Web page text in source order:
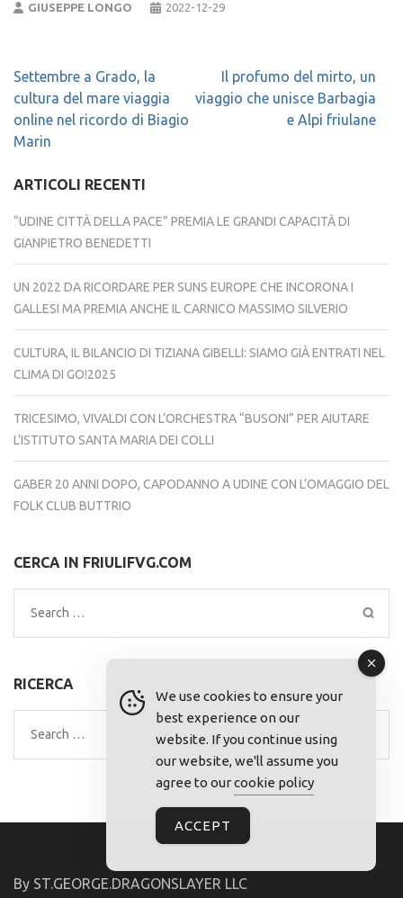
GIUSEPPE LONGO 2022-12-29
Navigazione
articoli
Settembre a Grado, la
cultura del mare viaggia
online nel ricordo di Biagio
Marin
Il profumo del mirto, un
viaggio che unisce Barbagia
e Alpi friulane
ARTICOLI RECENTI
“UDINE CITTÀ DELLA PACE” PREMIA LE GRANDI CAPACITÀ DI
GIANPIETRO BENEDETTI
UN 2022 DA RICORDARE PER SUNS EUROPE CHE INCORONA I
GALLESI MA PREMIA ANCHE IL CARNICO MASSIMO SILVERIO
CULTURA, IL BILANCIO DI TIZIANA GIBELLI: SIAMO GIÀ ENTRATI NEL
CLIMA DI GO!2025
TRICESIMO, VIVALDI CON L’ORCHESTRA “BUSONI” PER AIUTARE
L’ISTITUTO SANTA MARIA DEI COLLI
GABER 20 ANNI DOPO, CAPODANNO A UDINE CON L’OMAGGIO DEL
FOLK CLUB BUTTRIO
CERCA IN FRIULIFVG.COM
Search
for:
RICERCA
Search
for:
By ST.GEORGE.DRAGONSLAYER LLC
We use cookies to ensure your
best experience on our
website. If you continue using
our website, we'll assume you
agree to ourcookie policy
ACCEPT